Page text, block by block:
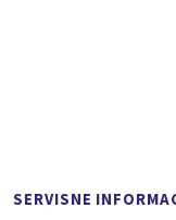
SERVISNE